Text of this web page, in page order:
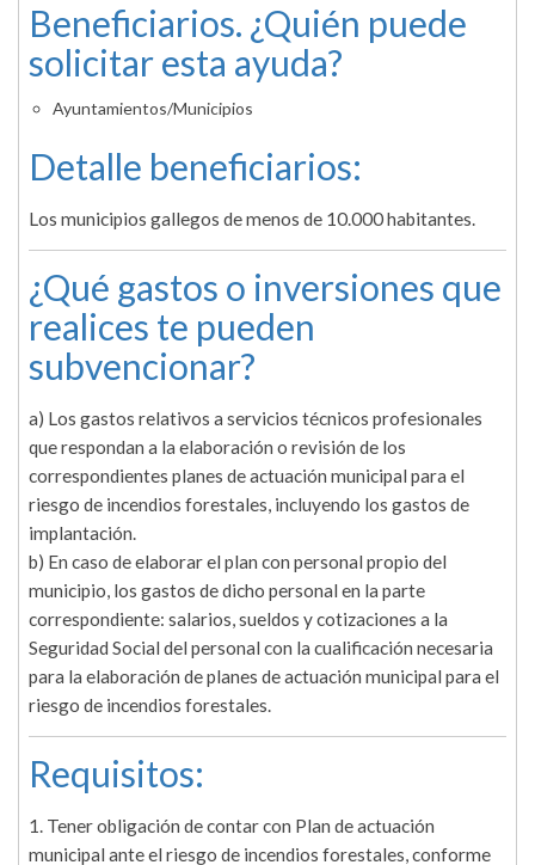
Beneficiarios. ¿Quién puede
solicitar esta ayuda?
Ayuntamientos/Municipios
Detalle beneficiarios:
Los municipios gallegos de menos de 10.000 habitantes.
¿Qué gastos o inversiones que
realices te pueden
subvencionar?
a) Los gastos relativos a servicios técnicos profesionales
que respondan a la elaboración o revisión de los
correspondientes planes de actuación municipal para el
riesgo de incendios forestales, incluyendo los gastos de
implantación.
b) En caso de elaborar el plan con personal propio del
municipio, los gastos de dicho personal en la parte
correspondiente: salarios, sueldos y cotizaciones a la
Seguridad Social del personal con la cualificación necesaria
para la elaboración de planes de actuación municipal para el
riesgo de incendios forestales.
Requisitos:
1. Tener obligación de contar con Plan de actuación
municipal ante el riesgo de incendios forestales, conforme